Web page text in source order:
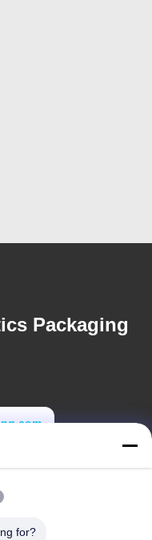
Packaging
for?